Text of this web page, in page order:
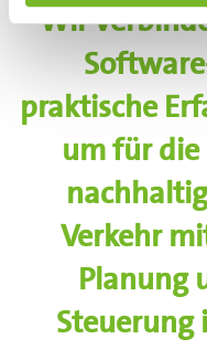
Wir
praktische
um für
Verkehr
Planung
Steuerung